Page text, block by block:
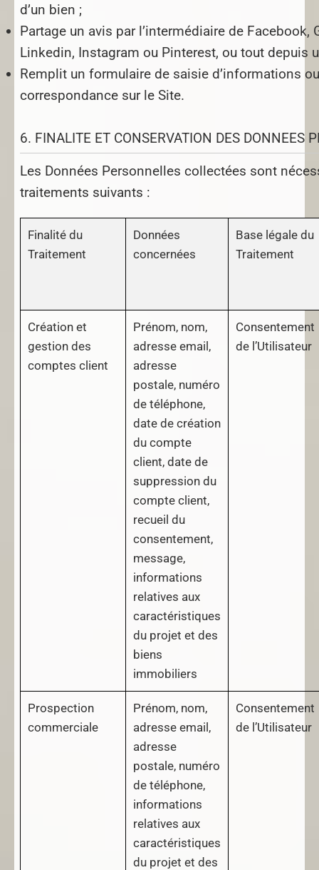
d’un bien ;
Partage un avis par l’intermédiaire de Facebook,
Linkedin, Instagram ou Pinterest, ou tout depuis
Remplit un formulaire de saisie d’informations
correspondance sur le Site.
6. FINALITE ET CONSERVATION DES DONNEES
Les Données Personnelles collectées sont
traitements suivants :
Finalité du
Traitement
Données
concernées
Base légale du
Traitement
Création et
gestion des
comptes client
Prénom, nom,
adresse email,
adresse
postale, numéro
de téléphone,
date de création
du compte
client, date de
suppression du
compte client,
recueil du
consentement,
message,
informations
relatives aux
caractéristiques
du projet et des
biens
immobiliers
Consentement
de l’Utilisateur
Prospection
commerciale
Prénom, nom,
adresse email,
adresse
postale, numéro
de téléphone,
informations
relatives aux
caractéristiques
du projet et des
Consentement
de l’Utilisateur